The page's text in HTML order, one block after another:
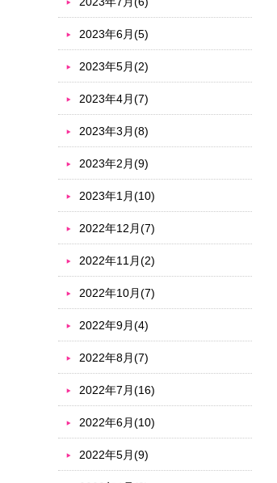
2023年6月(5)
2023年5月(2)
2023年4月(7)
2023年3月(8)
2023年2月(9)
2023年1月(10)
2022年12月(7)
2022年11月(2)
2022年10月(7)
2022年9月(4)
2022年8月(7)
2022年7月(16)
2022年6月(10)
2022年5月(9)